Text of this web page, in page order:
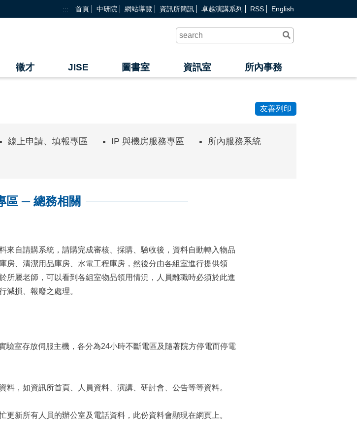
::: 首頁 中研院 網站導覽 資訊所簡訊 卓越演講系列 RSS English
出
徵才 JISE 圖書室 資訊室 所內事務
友善列印
線上申請、填報專區 IP 與機房服務專區
所內服務系統
區 ─ 總務相關
來自請購系統，請購完成審核、採購、驗收後，資料自動轉入物品
房、清潔用品庫房、水電工程庫房，然後分由各組室進行提供領
所屬老師，可以看到各組室物品領用情況，人員離職時必須於此進
減損、報廢之處理。
驗室存放伺服主機，各分為24小時不斷電區及隨著院方停電而停電
，如資訊所首頁、人員資料、演講、研討會、公告等等資料。
新所有人員的辦公室及電話資料，此份資料會顯現在網頁上。